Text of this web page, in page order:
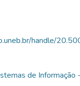
handle/
de Informação